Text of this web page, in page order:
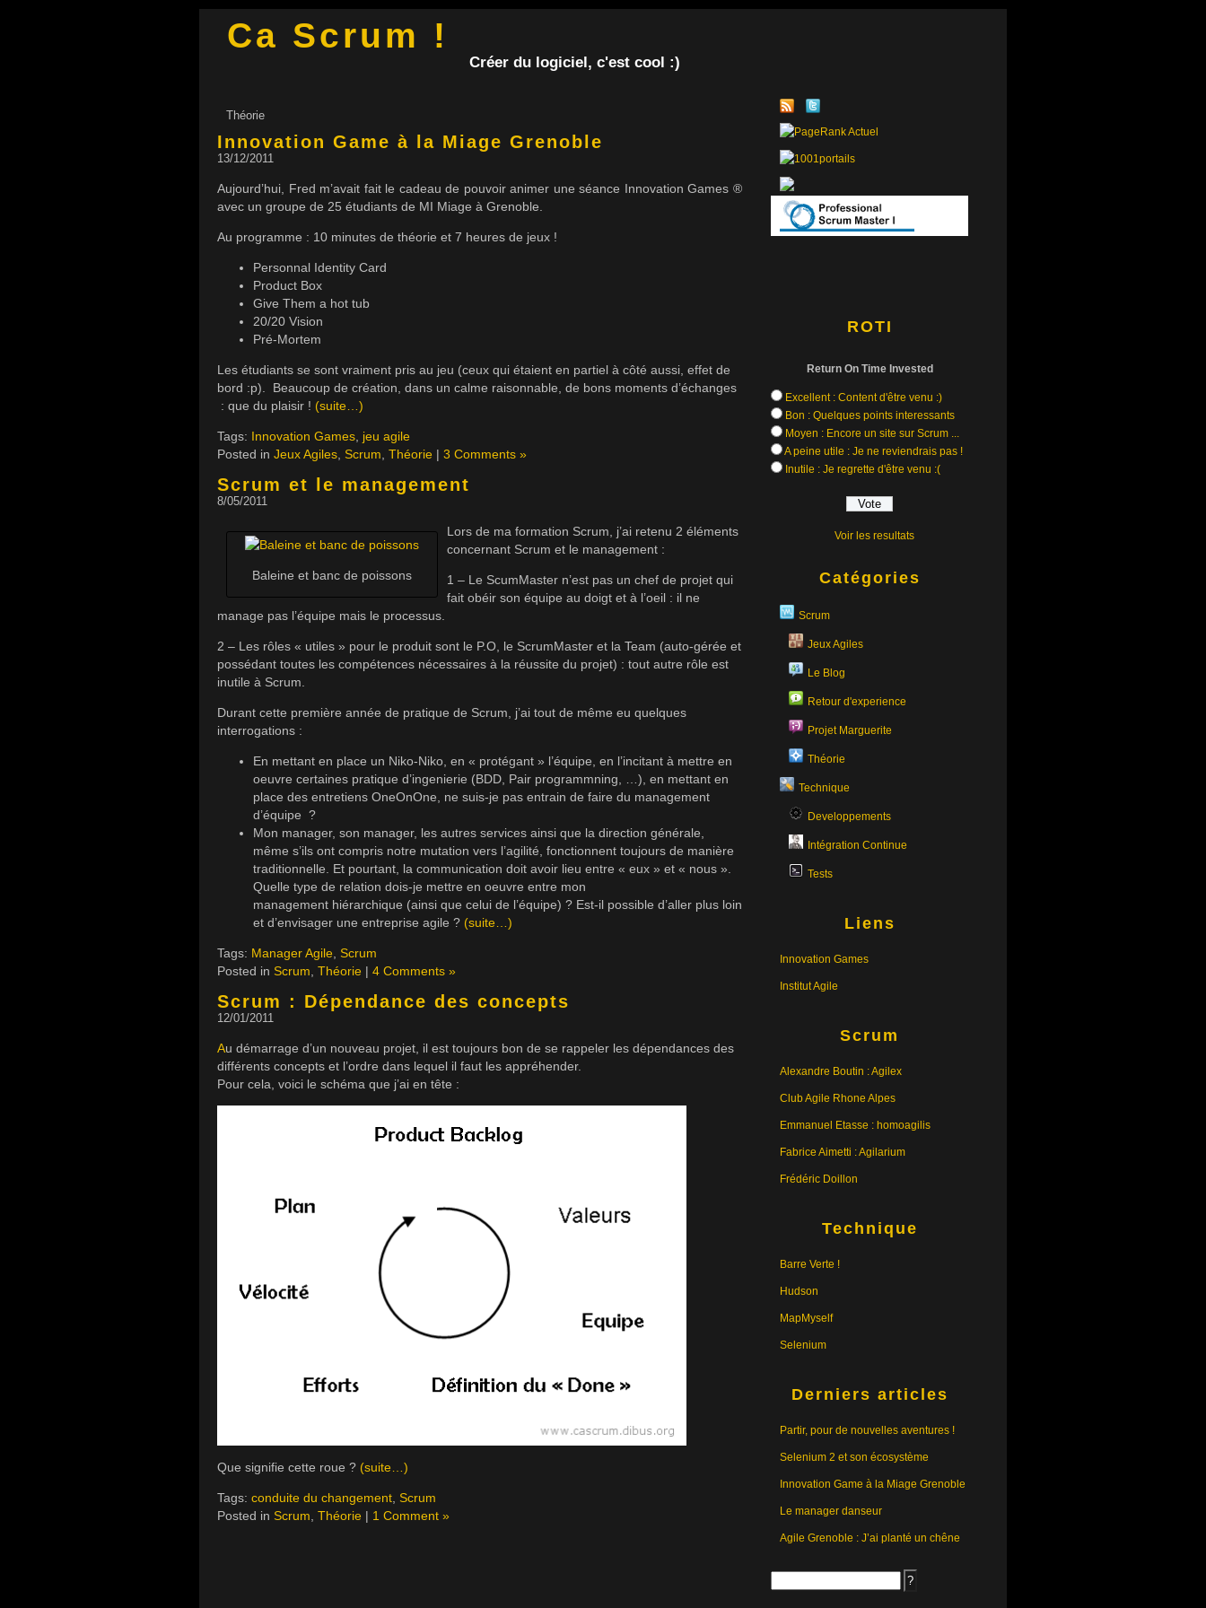
Ca Scrum !
Créer du logiciel, c'est cool :)
Théorie
Innovation Game à la Miage Grenoble
13/12/2011
Aujourd’hui, Fred m’avait fait le cadeau de pouvoir animer une séance Innovation Games ®
avec un groupe de 25 étudiants de MI Miage à Grenoble.
Au programme : 10 minutes de théorie et 7 heures de jeux !
Personnal Identity Card
Product Box
Give Them a hot tub
20/20 Vision
Pré-Mortem
Les étudiants se sont vraiment pris au jeu (ceux qui étaient en partiel à côté aussi, effet de
bord :p). Beaucoup de création, dans un calme raisonnable, de bons moments d’échanges
: que du plaisir ! (suite…)
Tags: Innovation Games jeu agile
Posted in Jeux Agiles Scrum Théorie | 3 Comments »
Scrum et le management
8/05/2011
Baleine et banc de poissons
Lors de ma formation Scrum, j’ai retenu 2 éléments
concernant Scrum et le management :
1 – Le ScumMaster n’est pas un chef de projet qui
fait obéir son équipe au doigt et à l’oeil : il ne
manage pas l’équipe mais le processus.
2 – Les rôles « utiles » pour le produit sont le P.O, le ScrumMaster et la Team (auto-gérée et
possédant toutes les compétences nécessaires à la réussite du projet) : tout autre rôle est
inutile à Scrum.
Durant cette première année de pratique de Scrum, j’ai tout de même eu quelques
interrogations :
En mettant en place un Niko-Niko, en « protégant » l’équipe, en l’incitant à mettre en
oeuvre certaines pratique d’ingenierie (BDD, Pair programmning, …), en mettant en
place des entretiens OneOnOne, ne suis-je pas entrain de faire du management
d’équipe ?
Mon manager, son manager, les autres services ainsi que la direction générale,
même s’ils ont compris notre mutation vers l’agilité, fonctionnent toujours de manière
traditionnelle. Et pourtant, la communication doit avoir lieu entre « eux » et « nous ».
Quelle type de relation dois-je mettre en oeuvre entre mon
management hiérarchique (ainsi que celui de l’équipe) ? Est-il possible d’aller plus loin
et d’envisager une entreprise agile ? (suite…)
Tags: Manager Agile Scrum
Posted in Scrum Théorie | 4 Comments »
Scrum : Dépendance des concepts
12/01/2011
Au démarrage d’un nouveau projet, il est toujours bon de se rappeler les dépendances des
différents concepts et l’ordre dans lequel il faut les appréhender.
Pour cela, voici le schéma que j’ai en tête :
Que signifie cette roue ? (suite…)
Tags: conduite du changement Scrum
Posted in Scrum Théorie | 1 Comment »
ROTI
Return On Time Invested
Excellent : Content d'être venu :)
Bon : Quelques points interessants
Moyen : Encore un site sur Scrum ...
A peine utile : Je ne reviendrais pas !
Inutile : Je regrette d'être venu :(
Voir les resultats
Catégories
Scrum
Jeux Agiles
Le Blog
Retour d'experience
Projet Marguerite
Théorie
Technique
Developpements
Intégration Continue
Tests
Liens
Innovation Games
Institut Agile
Scrum
Alexandre Boutin : Agilex
Club Agile Rhone Alpes
Emmanuel Etasse : homoagilis
Fabrice Aimetti : Agilarium
Frédéric Doillon
Technique
Barre Verte !
Hudson
MapMyself
Selenium
Derniers articles
Partir, pour de nouvelles aventures !
Selenium 2 et son écosystème
Innovation Game à la Miage Grenoble
Le manager danseur
Agile Grenoble : J’ai planté un chêne